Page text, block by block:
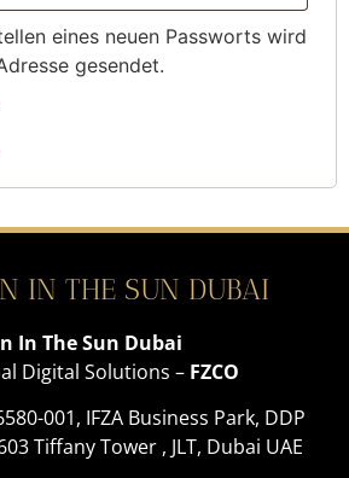
eines neuen Passworts wird
gesendet.
IN THE SUN DUBAI
In The Sun Dubai
Digital Solutions – FZCO
001, IFZA Business Park, DDP
Tiffany Tower , JLT, Dubai UAE